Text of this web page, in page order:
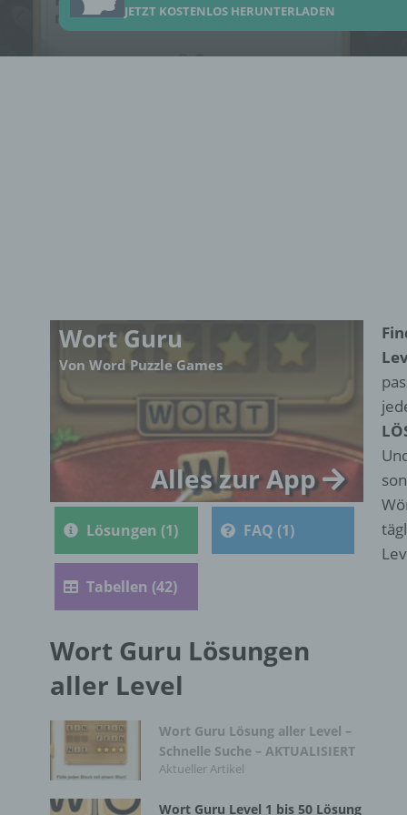
JETZT KOSTENLOS HERUNTERLADEN
Wort Guru
Von Word Puzzle Games
Alles zur App
Lösungen (1) FAQ (1)
Tabellen (42)
Wort Guru Lösungen
aller Level
Wort Guru Lösung aller Level –
Schnelle Suche – AKTUALISIERT
Aktueller Artikel
Wort Guru Level 1 bis 50 Lösung